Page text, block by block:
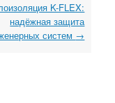
K-FLEX:
надёжная защита
систем →